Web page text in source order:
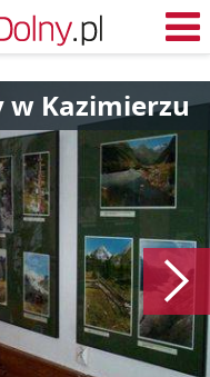
Kazimierzu